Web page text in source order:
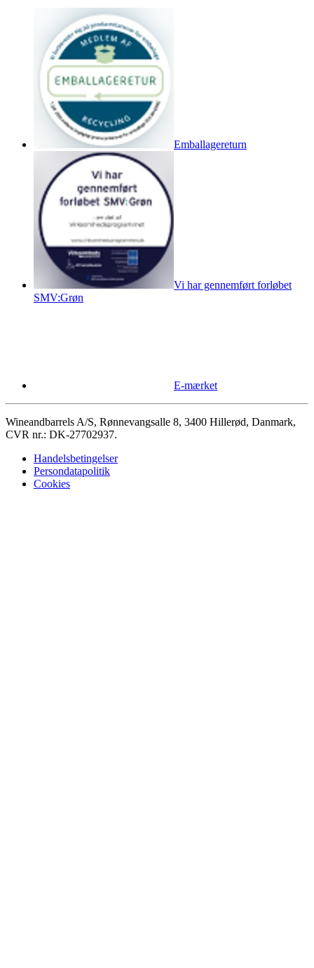
Emballagereturn
Vi har gennemført forløbet
SMV:Grøn
E-mærket
Wineandbarrels A/S, Rønnevangsalle 8, 3400 Hillerød, Danmark,
CVR nr.: DK-27702937.
Handelsbetingelser
Persondatapolitik
Cookies